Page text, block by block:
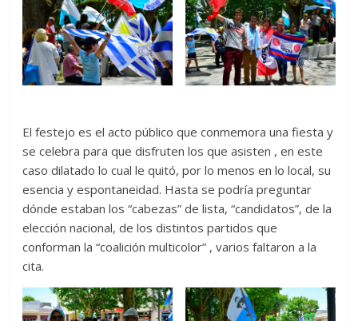
El festejo es el acto público que conmemora una fiesta y
se celebra para que disfruten los que asisten , en este
caso dilatado lo cual le quitó, por lo menos en lo local, su
esencia y espontaneidad. Hasta se podría preguntar
dónde estaban los “cabezas” de lista, “candidatos”, de la
elección nacional, de los distintos partidos que
conforman la “coalición multicolor” , varios faltaron a la
cita.